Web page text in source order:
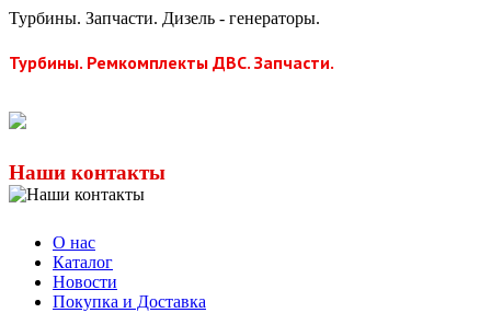
Турбины. Запчасти. Дизель - генераторы.
Турбины. Ремкомплекты ДВС. Запчасти.
Наши контакты
О нас
Каталог
Новости
Покупка и Доставка